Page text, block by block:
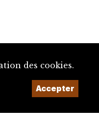
des cookies.
Accepter